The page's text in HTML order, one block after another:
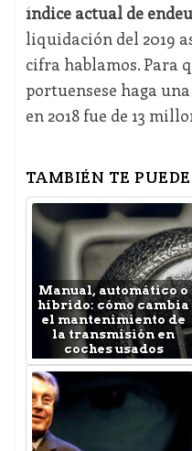
índice actual de
liquidación del 2019
cifra hablamos. Para
portuensese haga
en 2018 fue de 13
TAMBIÉN TE
Manual, automático o
híbrido: cómo cambia
el mantenimiento de
la transmisión en
coches usados